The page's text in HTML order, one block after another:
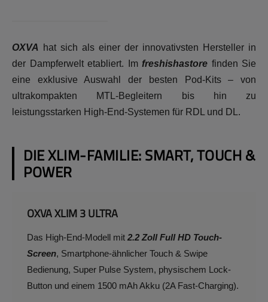
OXVA
hat sich als einer der innovativsten Hersteller in
der Dampferwelt etabliert. Im freshishastore finden Sie
eine exklusive Auswahl der besten Pod-Kits – von
ultrakompakten MTL-Begleitern bis hin zu
leistungsstarken High-End-Systemen für RDL und DL.
DIE XLIM-FAMILIE: SMART, TOUCH &
POWER
OXVA XLIM 3 ULTRA
Das High-End-Modell mit 2.2 Zoll Full HD Touch-
Screen, Smartphone-ähnlicher Touch & Swipe
Bedienung, Super Pulse System, physischem Lock-
Button und einem 1500 mAh Akku (2A Fast-Charging).